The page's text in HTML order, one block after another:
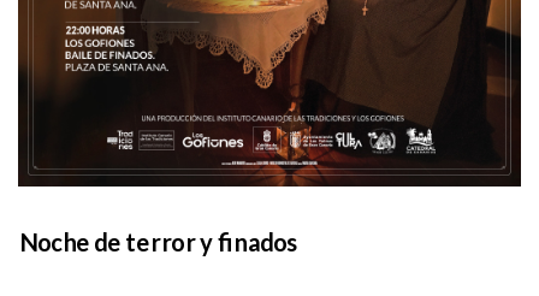
Noche de terror y finados